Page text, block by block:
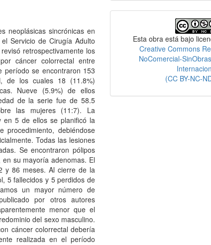
neoplásicas sincrónicas en
Servicio de Cirugía Adulto
retrospectivamente los
cáncer colorrectal entre
período se encontraron 153
de los cuales 18 (11.8%)
Nueve (5.9%) de ellos
de la serie fue de 58.5
las mujeres (11:7). La
en 5 de ellos se planificó la
debiéndose
Todas las lesiones
Se encontraron pólipos
su mayoría adenomas. El
y 86 meses. Al cierre de la
5 fallecidos y 5 perdidos de
un mayor número de
por otros autores
menor que el
del sexo masculino.
cáncer colorrectal debería
realizada en el período
Esta obra está bajo
Creative Commons
NoComercial-
(CC BY-NC-